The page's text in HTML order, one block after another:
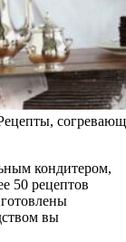
кондитером,
50 рецептов
вы